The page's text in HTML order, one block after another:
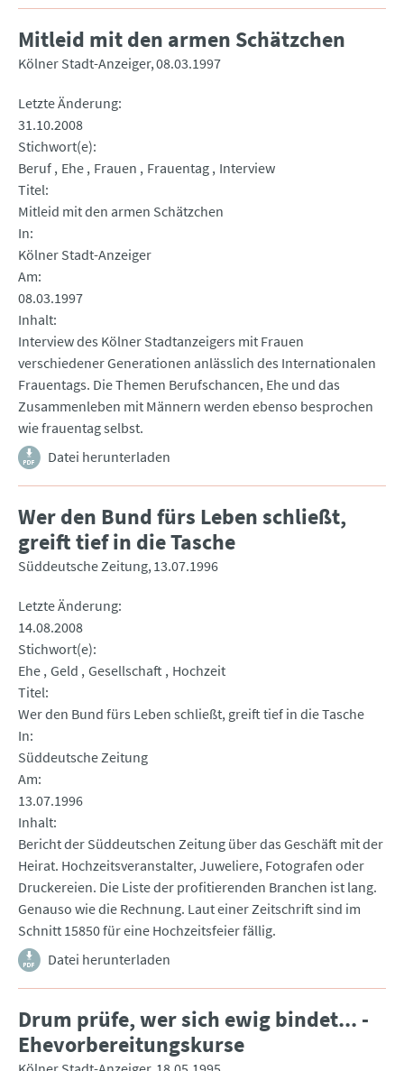
Mitleid mit den armen Schätzchen
Kölner Stadt-Anzeiger 08.03.1997
Letzte Änderung
31.10.2008
Stichwort(e)
Beruf Ehe Frauen Frauentag Interview
Titel
Mitleid mit den armen Schätzchen
In
Kölner Stadt-Anzeiger
Am
08.03.1997
Inhalt
Interview des Kölner Stadtanzeigers mit Frauen
verschiedener Generationen anlässlich des Internationalen
Frauentags. Die Themen Berufschancen, Ehe und das
Zusammenleben mit Männern werden ebenso besprochen
wie frauentag selbst.
Datei herunterladen
Wer den Bund fürs Leben schließt,
greift tief in die Tasche
Süddeutsche Zeitung 13.07.1996
Letzte Änderung
14.08.2008
Stichwort(e)
Ehe Geld Gesellschaft Hochzeit
Titel
Wer den Bund fürs Leben schließt, greift tief in die Tasche
In
Süddeutsche Zeitung
Am
13.07.1996
Inhalt
Bericht der Süddeutschen Zeitung über das Geschäft mit der
Heirat. Hochzeitsveranstalter, Juweliere, Fotografen oder
Druckereien. Die Liste der profitierenden Branchen ist lang.
Genauso wie die Rechnung. Laut einer Zeitschrift sind im
Schnitt 15850 für eine Hochzeitsfeier fällig.
Datei herunterladen
Drum prüfe, wer sich ewig bindet... -
Ehevorbereitungskurse